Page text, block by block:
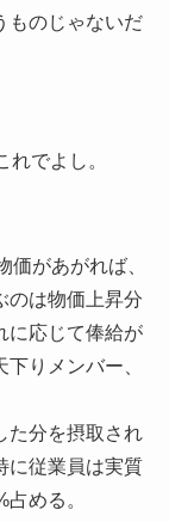
ものじゃないだ
でよし。
があがれば、
のは物価上昇分
に応じて俸給が
りメンバー、
た分を摂取され
に従業員は実質
める。